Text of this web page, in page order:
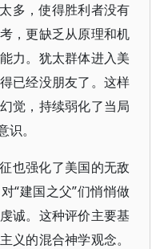
多，使得胜利者没有
，更缺乏从原理和机
力。犹太群体进入美
已经没朋友了。这样
觉，持续弱化了当局
。
也强化了美国的无敌
“建国之父”们悄悄做
诚。这种评价主要基
义的混合神学观念。